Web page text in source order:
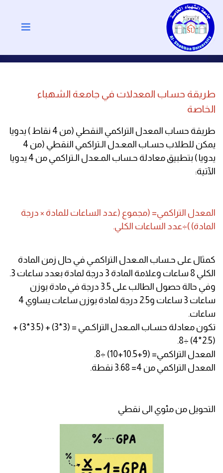
طريقة حساب المعدلات في جامعة الشهباء
الخاصة
طريقة حساب المعدل التراكمي النقطي (من 4 نقاط ) يدويا
يمكن للطلاب حسـاب المعـدل الـتراكمي النقطي (من 4
يدويا ) بتطبيق معادلة حـساب المـعدل الـتراكمي من 4 يدويا
الآتية:
المعدل التراكمي= (مجموع (عدد الساعات للمادة × درجة
المادة) )÷عدد الساعات الكلي.
كمثال على حـساب المـعدل التراكمـي في حال زمن المادة
الكلي 8 ساعات وعلامة المادة 3 درجة لمادة بعدد ساعات 3.
وفي حالة حصول الطالب على 3.5 درجة في مادة بوزن
ساعات 3 ساعات و2.5 درجة لمادة بوزن ساعات يساوي 4
ساعات.
تكون معادلة حسـاب المـعدل التراكـمي = (3*3) + (3.5*3) +
(2.5*4) ÷8.
المعدل التراكمي= (9+10.5+10) ÷8.
المعدل التراكمي من 4= 3.68 نقطة.
التحويل من مئوي الى نقطي